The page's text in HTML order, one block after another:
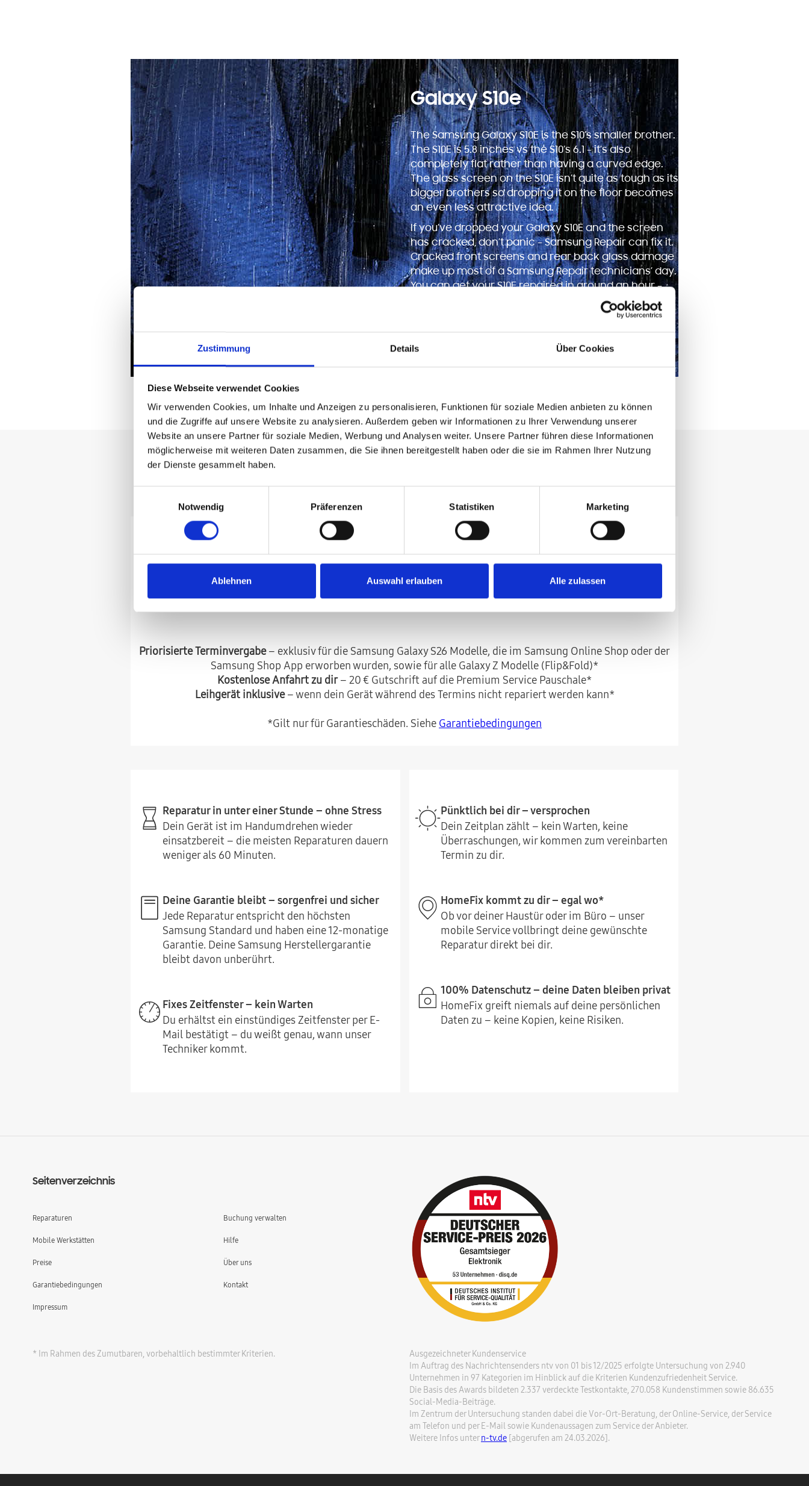
Zustimmung Details Über Cookies
Diese Webseite verwendet Cookies
Wir verwenden Cookies, um Inhalte und Anzeigen zu personalisieren, Funktionen für soziale Medien anbieten zu können
und die Zugriffe auf unsere Website zu analysieren. Außerdem geben wir Informationen zu Ihrer Verwendung unserer
Website an unsere Partner für soziale Medien, Werbung und Analysen weiter. Unsere Partner führen diese Informationen
möglicherweise mit weiteren Daten zusammen, die Sie ihnen bereitgestellt haben oder die sie im Rahmen Ihrer Nutzung
der Dienste gesammelt haben.
Notwendig
Präferenzen Statistiken Marketing
Ablehnen Auswahl erlauben Alle zulassen
Galaxy S10e
The Samsung Galaxy S10E is the S10’s smaller brother.
The S10E is 5.8 inches vs the S10’s 6.1 – it’s also
completely flat rather than having a curved edge.
The glass screen on the S10E isn’t quite as tough as its
bigger brothers so dropping it on the floor becomes
an even less attractive idea.
If you’ve dropped your Galaxy S10E and the screen
has cracked, don’t panic – Samsung Repair can fix it.
Cracked front screens and rear back glass damage
make up most of a Samsung Repair technicians’ day.
You can get your S10E repaired in around an hour –
the work won’t void your warranty and parts are
HomeFix - Dein Gerät, unser Service. Schnell und bequem.
Priorisierte Terminvergabe– exklusiv für die Samsung Galaxy S26 Modelle, die im Samsung Online Shop oder der
Samsung Shop App erworben wurden, sowie für alle Galaxy Z Modelle (Flip&Fold)*
Kostenlose Anfahrt zu dir– 20 € Gutschrift auf die Premium Service Pauschale*
Leihgerät inklusive– wenn dein Gerät während des Termins nicht repariert werden kann*
*Gilt nur für Garantieschäden. Siehe Garantiebedingungen
Reparatur in unter einer Stunde – ohne Stress
Dein Gerät ist im Handumdrehen wieder
einsatzbereit – die meisten Reparaturen dauern
weniger als 60 Minuten.
Deine Garantie bleibt – sorgenfrei und sicher
Jede Reparatur entspricht den höchsten
Samsung Standard und haben eine 12-monatige
Garantie. Deine Samsung Herstellergarantie
bleibt davon unberührt.
Fixes Zeitfenster – kein Warten
Du erhältst ein einstündiges Zeitfenster per E-
Mail bestätigt – du weißt genau, wann unser
Techniker kommt.
Pünktlich bei dir – versprochen
Dein Zeitplan zählt – kein Warten, keine
Überraschungen, wir kommen zum vereinbarten
Termin zu dir.
HomeFix kommt zu dir – egal wo*
Ob vor deiner Haustür oder im Büro – unser
mobile Service vollbringt deine gewünschte
Reparatur direkt bei dir.
100% Datenschutz – deine Daten bleiben privat
HomeFix greift niemals auf deine persönlichen
Daten zu – keine Kopien, keine Risiken.
Seitenverzeichnis
Reparaturen Buchung verwalten
Mobile Werkstätten Hilfe
Preise Über uns
Garantiebedingungen Kontakt
Impressum
* Im Rahmen des Zumutbaren, vorbehaltlich bestimmter Kriterien.
Ausgezeichneter Kundenservice
Im Auftrag des Nachrichtensenders ntv von 01 bis 12/2025 erfolgte Untersuchung von 2.940
Unternehmen in 97 Kategorien im Hinblick auf die Kriterien Kundenzufriedenheit Service.
Die Basis des Awards bildeten 2.337 verdeckte Testkontakte, 270.058 Kundenstimmen sowie 86.635
Social-Media-Beiträge.
Im Zentrum der Untersuchung standen dabei die Vor-Ort-Beratung, der Online-Service, der Service
am Telefon und per E-Mail sowie Kundenaussagen zum Service der Anbieter.
Weitere Infos untern-tv.de [abgerufen am 24.03.2026].